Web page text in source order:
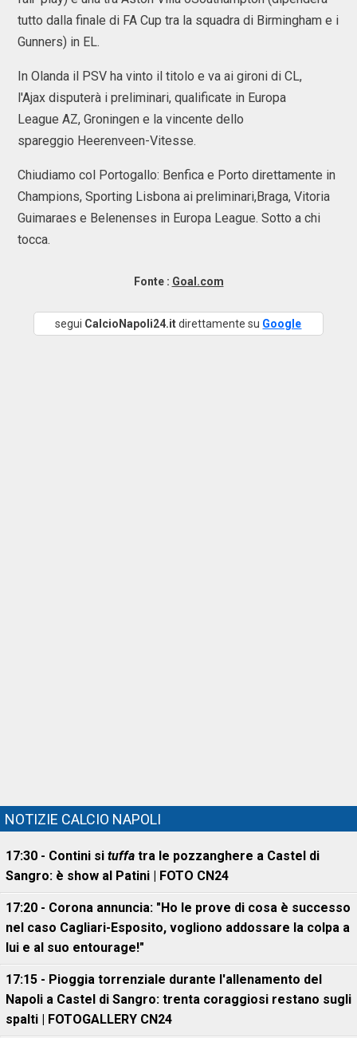
tutto dalla finale di FA Cup tra la squadra di Birmingham e i
Gunners) in EL.
In Olanda il PSV ha vinto il titolo e va ai gironi di CL,
l'Ajax disputerà i preliminari, qualificate in Europa
League AZ, Groningen e la vincente dello
spareggio Heerenveen-Vitesse.
Chiudiamo col Portogallo: Benfica e Porto direttamente in
Champions, Sporting Lisbona ai preliminari,Braga, Vitoria
Guimaraes e Belenenses in Europa League. Sotto a chi
tocca.
Fonte : Goal.com
segui CalcioNapoli24.itdirettamente su Google
NOTIZIE CALCIO NAPOLI
17:30 - Contini si tuffa tra le pozzanghere a Castel di
Sangro: è show al Patini | FOTO CN24
17:20 - Corona annuncia: "Ho le prove di cosa è successo
nel caso Cagliari-Esposito, vogliono addossare la colpa a
lui e al suo entourage!"
17:15 - Pioggia torrenziale durante l'allenamento del
Napoli a Castel di Sangro: trenta coraggiosi restano sugli
spalti | FOTOGALLERY CN24